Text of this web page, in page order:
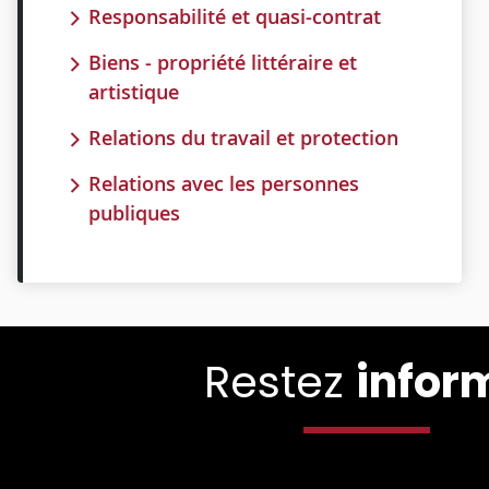
Responsabilité et quasi-contrat
Biens - propriété littéraire et
artistique
Relations du travail et protection
Relations avec les personnes
publiques
Restez